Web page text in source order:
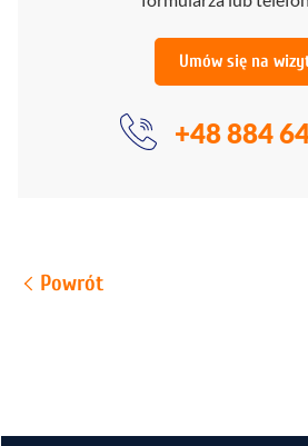
Umów się na
+48 884
Powrót